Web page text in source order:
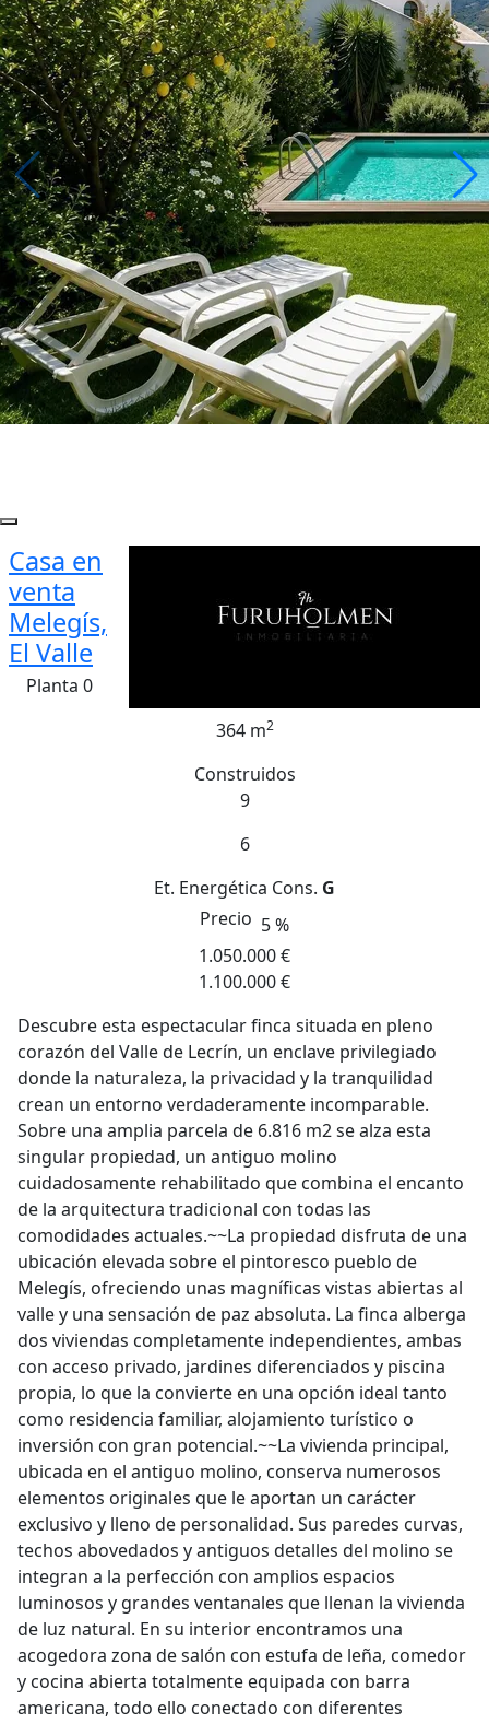
Casa en
venta
Melegís,
El Valle
Planta 0
364 m2
Construidos
9
6
Et. Energética Cons. G
Precio 5 %
1.050.000 €
1.100.000 €
Descubre esta espectacular finca situada en pleno
corazón del Valle de Lecrín, un enclave privilegiado
donde la naturaleza, la privacidad y la tranquilidad
crean un entorno verdaderamente incomparable.
Sobre una amplia parcela de 6.816 m2 se alza esta
singular propiedad, un antiguo molino
cuidadosamente rehabilitado que combina el encanto
de la arquitectura tradicional con todas las
comodidades actuales.~~La propiedad disfruta de una
ubicación elevada sobre el pintoresco pueblo de
Melegís, ofreciendo unas magníficas vistas abiertas al
valle y una sensación de paz absoluta. La finca alberga
dos viviendas completamente independientes, ambas
con acceso privado, jardines diferenciados y piscina
propia, lo que la convierte en una opción ideal tanto
como residencia familiar, alojamiento turístico o
inversión con gran potencial.~~La vivienda principal,
ubicada en el antiguo molino, conserva numerosos
elementos originales que le aportan un carácter
exclusivo y lleno de personalidad. Sus paredes curvas,
techos abovedados y antiguos detalles del molino se
integran a la perfección con amplios espacios
luminosos y grandes ventanales que llenan la vivienda
de luz natural. En su interior encontramos una
acogedora zona de salón con estufa de leña, comedor
y cocina abierta totalmente equipada con barra
americana, todo ello conectado con diferentes